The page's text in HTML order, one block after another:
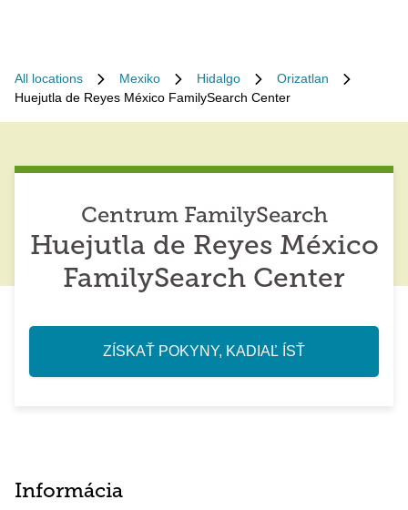
All locations Mexiko Hidalgo
Orizatlan
Huejutla de Reyes México FamilySearch Center
Centrum FamilySearch
Huejutla de Reyes México
FamilySearch Center
ZÍSKAŤ POKYNY, KADIAĽ ÍSŤ
Informácia